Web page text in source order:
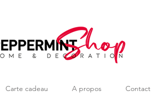
Carte cadeau A propos Contact